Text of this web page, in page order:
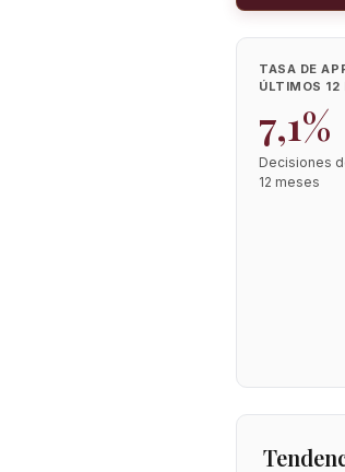
TASA DE
ÚLTIMOS 12
7,1%
Decisiones
12 meses